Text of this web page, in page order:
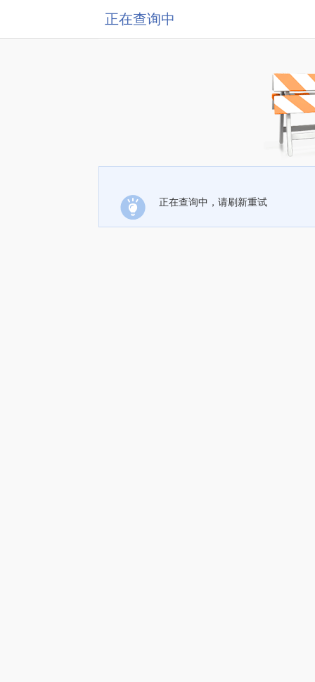
正在查询中
正在查询中，请刷新重试